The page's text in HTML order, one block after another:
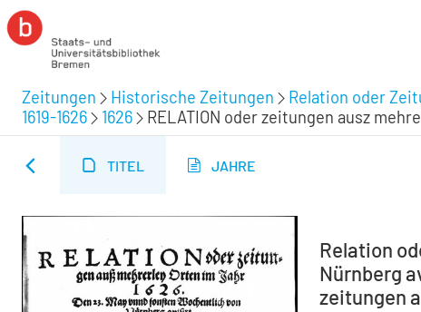
Zeitungen Historische Zeitungen
Relation oder
1619-1626
1626 RELATION oder zeitungen ausz
TITEL JAHRE
Relation
Nürnberg
zeitungen